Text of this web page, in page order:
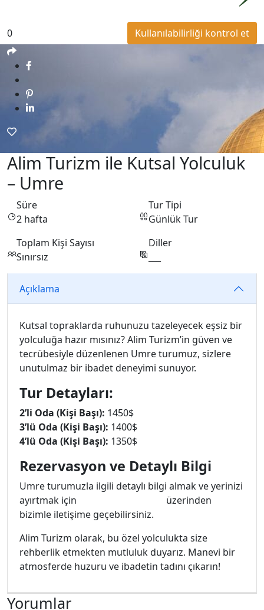
0 Kullanılabilirliği kontrol et
Alim Turizm ile Kutsal Yolculuk
– Umre
Süre
2 hafta
Tur Tipi
Günlük Tur
Toplam Kişi Sayısı
Sınırsız
Diller
Açıklama
Kutsal topraklarda ruhunuzu tazeleyecek eşsiz bir
yolculuğa hazır mısınız? Alim Turizm’in güven ve
tecrübesiyle düzenlenen Umre turumuz, sizlere
unutulmaz bir ibadet deneyimi sunuyor.
Tur Detayları:
2’li Oda (Kişi Başı): 1450$
3’lü Oda (Kişi Başı): 1400$
4’lü Oda (Kişi Başı): 1350$
Rezervasyon ve Detaylı Bilgi
Umre turumuzla ilgili detaylı bilgi almak ve yerinizi
ayırtmak için
üzerinden
bizimle iletişime geçebilirsiniz.
Alim Turizm olarak, bu özel yolculukta size
rehberlik etmekten mutluluk duyarız. Manevi bir
atmosferde huzuru ve ibadetin tadını çıkarın!
Yorumlar